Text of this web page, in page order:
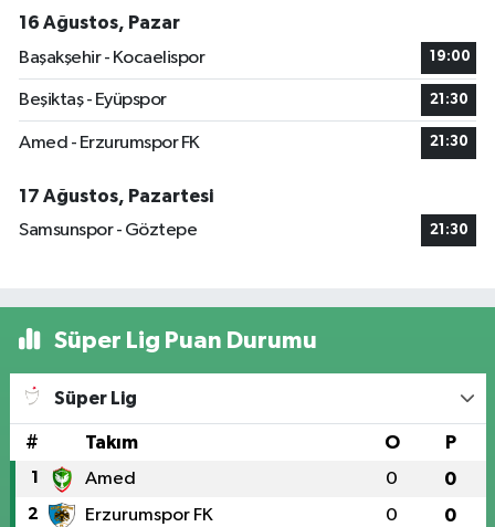
16 Ağustos, Pazar
Başakşehir - Kocaelispor
19:00
Beşiktaş - Eyüpspor 21:30
Amed - Erzurumspor FK 21:30
17 Ağustos, Pazartesi
Samsunspor - Göztepe
21:30
Süper Lig Puan Durumu
Süper Lig
# Takım O P
1 Amed 0 0
2 Erzurumspor FK 0 0